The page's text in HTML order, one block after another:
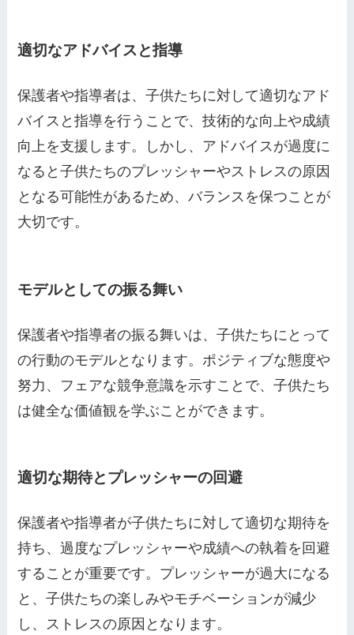
適切なアドバイスと指導
保護者や指導者は、子供たちに対して適切なアド
バイスと指導を行うことで、技術的な向上や成績
向上を支援します。しかし、アドバイスが過度に
なると子供たちのプレッシャーやストレスの原因
となる可能性があるため、バランスを保つことが
大切です。
モデルとしての振る舞い
保護者や指導者の振る舞いは、子供たちにとって
の行動のモデルとなります。ポジティブな態度や
努力、フェアな競争意識を示すことで、子供たち
は健全な価値観を学ぶことができます。
適切な期待とプレッシャーの回避
保護者や指導者が子供たちに対して適切な期待を
持ち、過度なプレッシャーや成績への執着を回避
することが重要です。プレッシャーが過大になる
と、子供たちの楽しみやモチベーションが減少
し、ストレスの原因となります。